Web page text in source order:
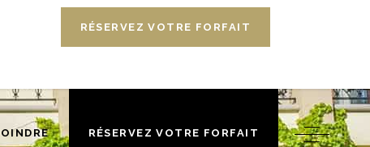
RÉSERVEZ VOTRE FORFAIT
RÉSERVEZ VOTRE FORFAIT